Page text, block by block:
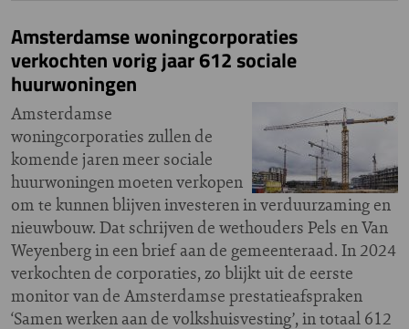
Amsterdamse woningcorporaties
verkochten vorig jaar 612 sociale
huurwoningen
Amsterdamse
woningcorporaties zullen de
komende jaren meer sociale
huurwoningen moeten verkopen
om te kunnen blijven investeren in verduurzaming en
nieuwbouw. Dat schrijven de wethouders Pels en Van
Weyenberg in een brief aan de gemeenteraad. In 2024
verkochten de corporaties, zo blijkt uit de eerste
monitor van de Amsterdamse prestatieafspraken
‘Samen werken aan de volkshuisvesting’, in totaal 612